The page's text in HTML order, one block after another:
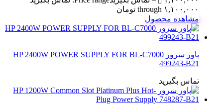
through ۱,۱۰۰,۰۰۰ تومان
مشاهده محصول
پاور سرور HP 2400W POWER SUPPLY FOR BL-C7000
499243-B21
تماس بگیرید